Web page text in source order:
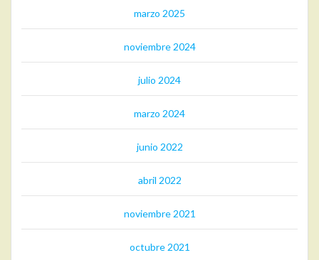
marzo 2025
noviembre 2024
julio 2024
marzo 2024
junio 2022
abril 2022
noviembre 2021
octubre 2021